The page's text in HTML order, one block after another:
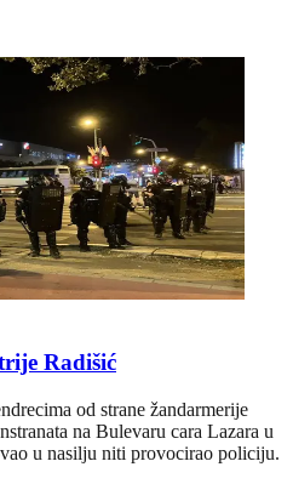
Radišić
od strane žandarmerije
na Bulevaru cara Lazara u
u nasilju niti provocirao policiju.